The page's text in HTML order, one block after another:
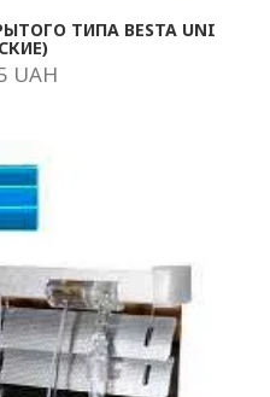
ТИПА BESTA UNI
UAH